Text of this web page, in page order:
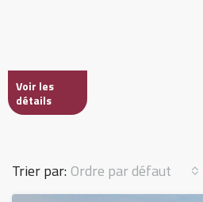
Voir les
détails
Trier par: Ordre par défaut